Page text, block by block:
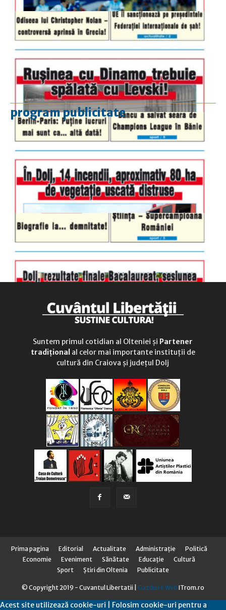
program publicitate
luni-vineri
9.00 - 17.00
duminică
9.00 - 12.00
Suntem primul cotidian al Olteniei și Partener
tradițional al celor mai importante instituții de
cultură din Craiova și județul Dolj
Prima pagina Editorial Actualitate Administraţie
Politică
Economie
Eveniment Sănătate Educaţie
Cultură
Sport
Știri din Oltenia Publicitate
© Copyright 2019 - Cuvantul Libertatii | Gazduire Web ITrom.ro
Acest site utilizează cookie-uri | Folosim cookie-uri pentru a